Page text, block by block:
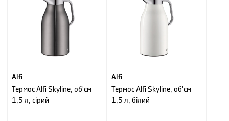
Alfi
Термос Alfi Skyline, об'єм
1,5 л, сірий
Alfi
Термос Alfi Skyline, об'єм
1,5 л, білий